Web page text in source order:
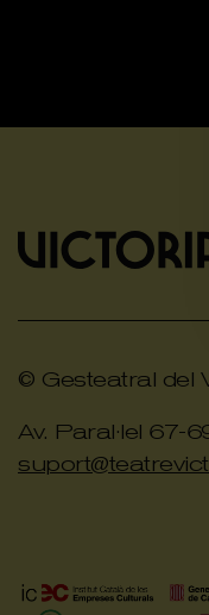
© Gesteatral del
Av. Paral·lel 67-